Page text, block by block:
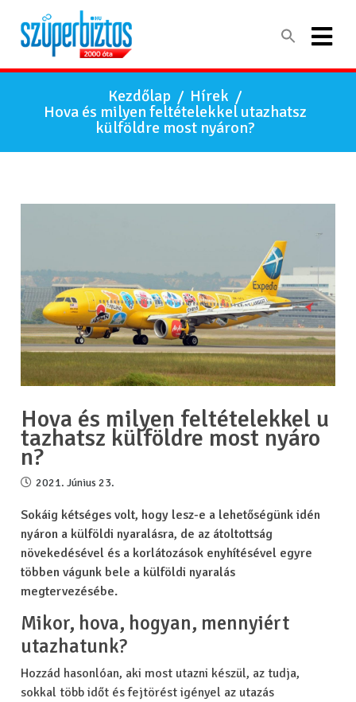
Kezdőlap / Hírek /
Hova és milyen feltételekkel utazhatsz
külföldre most nyáron?
Hova és milyen feltételekkel u
tazhatsz külföldre most nyáro
n?
2021. Június 23.
Sokáig kétséges volt, hogy lesz-e a lehetőségünk idén
nyáron a külföldi nyaralásra, de az átoltottság
növekedésével és a korlátozások enyhítésével egyre
többen vágunk bele a külföldi nyaralás
megtervezésébe.
Mikor, hova, hogyan, mennyiért
utazhatunk?
Hozzád hasonlóan, aki most utazni készül, az tudja,
sokkal több időt és fejtörést igényel az utazás